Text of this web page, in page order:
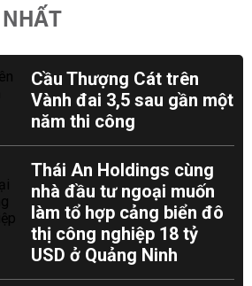
Cầu Thượng Cát trên
Vành đai 3,5 sau gần một
năm thi công
Thái An Holdings cùng
nhà đầu tư ngoại muốn
làm tổ hợp cảng biển đô
thị công nghiệp 18 tỷ
USD ở Quảng Ninh